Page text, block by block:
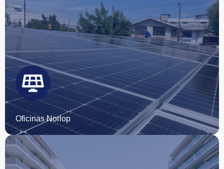
Oficinas Norlop
Comienza tu proyecto con nosotros
ESCRÍBENOS